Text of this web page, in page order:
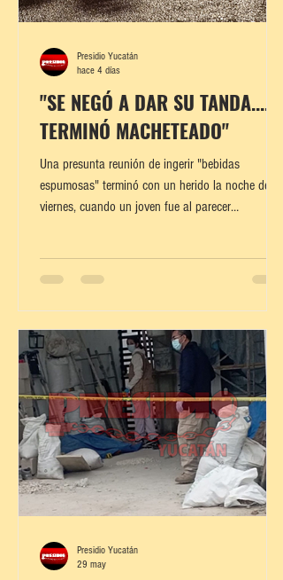
"SE NEGÓ A DAR SU TANDA.... Y
TERMINÓ MACHETEADO"
Una presunta reunión de ingerir "bebidas
espumosas" terminó con un herido la noche del
viernes, cuando un joven fue al parecer
A de la colonia Xoclán, donde la víctima quedó
tendida sobre el pavimento con heridas
provocadas por un machete, mientras vecinos y
testigos solicitaban de inmediato el
Presidio Yucatán
hace 4 días
Presidio Yucatán
29 may